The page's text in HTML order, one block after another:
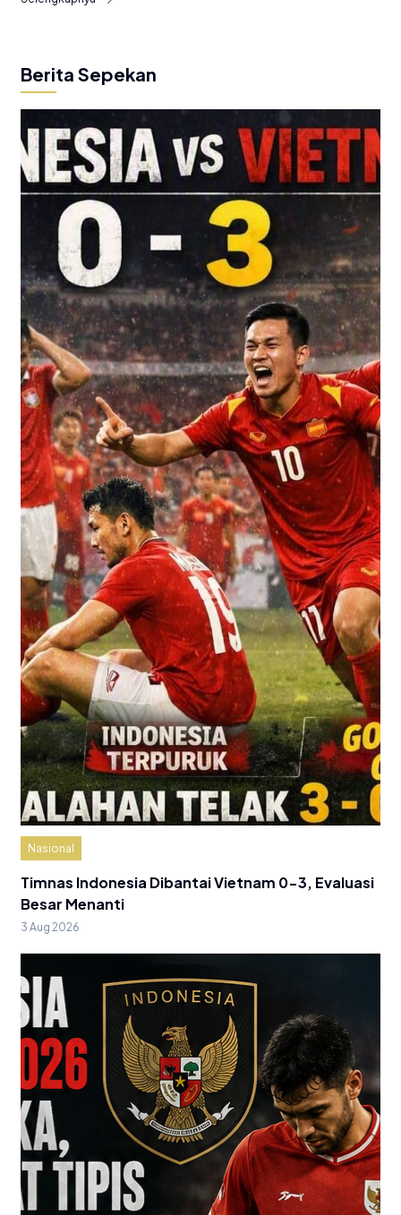
Berita Sepekan
Nasional
Timnas Indonesia Dibantai Vietnam 0-3, Evaluasi
Besar Menanti
3 Aug 2026